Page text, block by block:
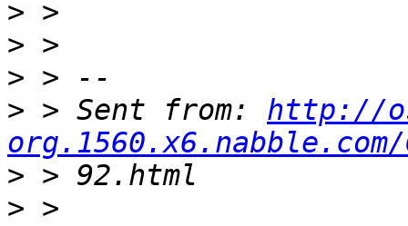
>
>
>
> > Sent from: http://
>
> >